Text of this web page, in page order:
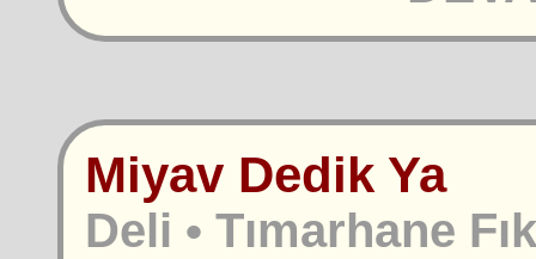
Miyav Dedik Ya
Deli • Tımarhane